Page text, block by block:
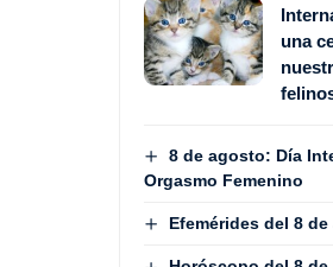
una
8 de agosto: Día
Orgasmo Femenino
Efemérides del 8